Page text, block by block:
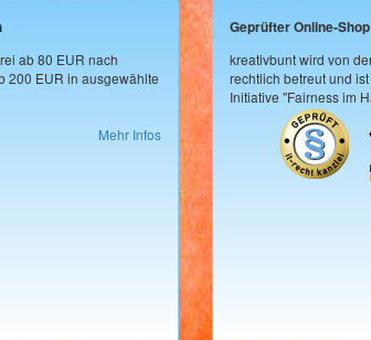
ab 80 EUR nach
200 EUR in ausgewählte
Mehr Infos
Geprüfter Online-
kreativbunt wird von
rechtlich betreut und
Initiative "Fairness im